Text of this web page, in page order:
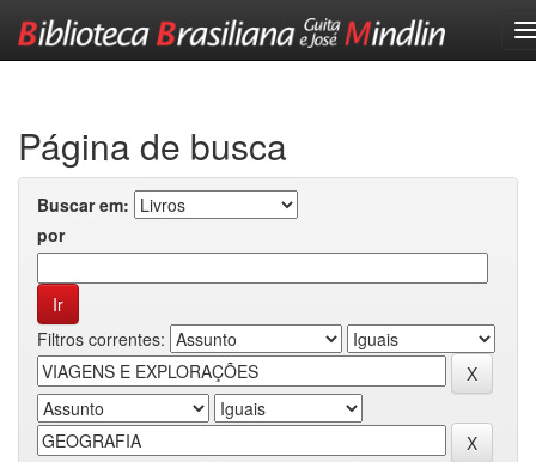
Página de busca
Buscar em:
por
Filtros correntes: